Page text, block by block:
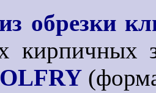
обрезки
кирпичных